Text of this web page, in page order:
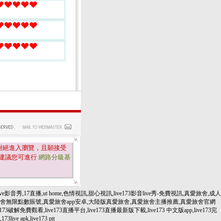
絕進入瀏覽，且願接受
議您可進行網路分級基
音秀,17直播,ut home,色情視訊,甜心視訊,live173影音live秀-免費視訊,真愛旅舍,成人
無限點數賬號,真愛旅舍app安卓,大陸版真愛旅舍,真愛旅舍主播推薦,真愛旅舍官網
解免費觀看,live173直播平台,live173直播最新版下載,live173 中文版app,live173完
apk,live173 ptt